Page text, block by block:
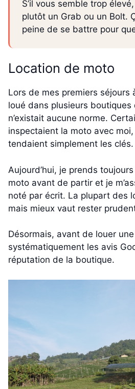
S’il vous semble trop
plutôt un Grab ou un Bolt.
peine de se battre pour
Location de moto
Lors de mes premiers séjours
loué dans plusieurs boutiques
n’existait aucune norme.
inspectaient la moto avec moi,
tendaient simplement les clés.
Aujourd’hui, je prends
moto avant de partir et je
noté par écrit. La plupart des
mais mieux vaut rester
Désormais, avant de louer
systématiquement les avis
réputation de la boutique.